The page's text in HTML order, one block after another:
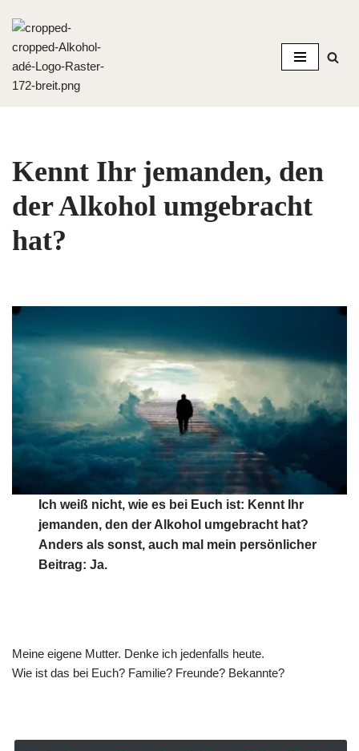
Zum
Inhalt
springen
Kennt Ihr jemanden, den
der Alkohol umgebracht
hat?
Ich weiß nicht, wie es bei Euch ist: Kennt Ihr
jemanden, den der Alkohol umgebracht hat?
Anders als sonst, auch mal mein persönlicher
Beitrag: Ja.
Meine eigene Mutter. Denke ich jedenfalls heute.
Wie ist das bei Euch? Familie? Freunde? Bekannte?